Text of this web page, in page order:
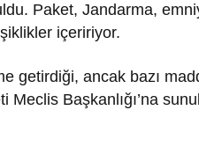
Paket, Jandarma,
içeririyor.
getirdiği, ancak bazı
Başkanlığı’na